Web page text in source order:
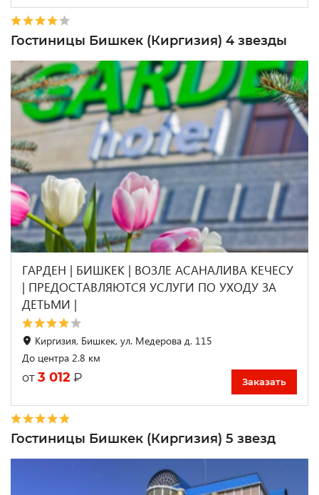
Гостиницы Бишкек (Киргизия) 4 звезды
ГАРДЕН | БИШКЕК | ВОЗЛЕ АСАНАЛИВА КЕЧЕСУ
| ПРЕДОСТАВЛЯЮТСЯ УСЛУГИ ПО УХОДУ ЗА
ДЕТЬМИ |
Киргизия, Бишкек, ул. Медерова д. 115
До центра 2.8 км
от 3 012 ₽ Заказать
Гостиницы Бишкек (Киргизия) 5 звезд